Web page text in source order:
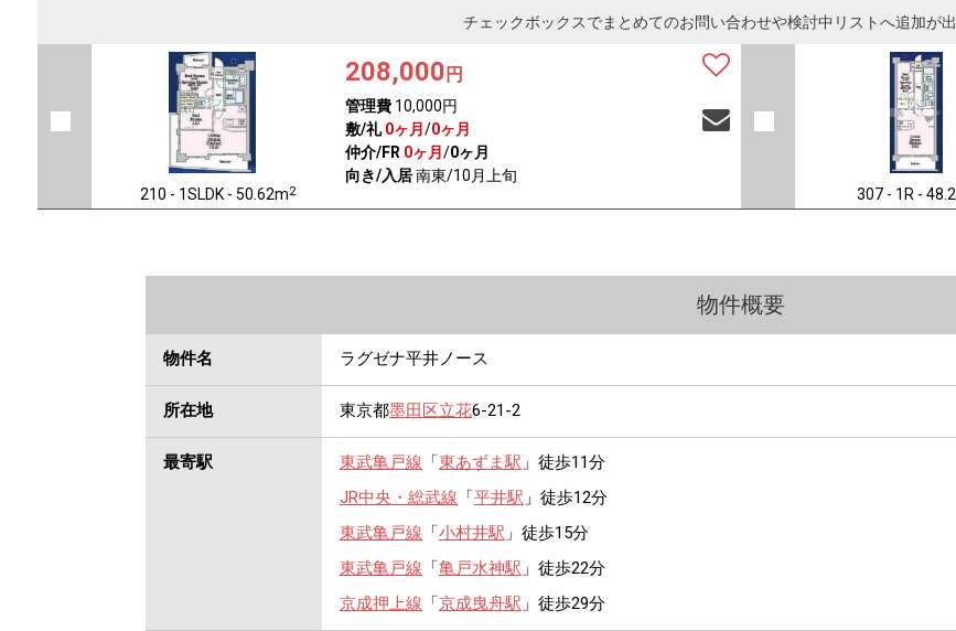
チェックボックスでまとめてのお問い合わせや検討中リストへ追加が出
210 - 1SLDK - 50.62m2
208,000 円
管理費10,000円
敷/礼 0ヶ月 /0ヶ月
仲介/FR 0ヶ月 /0ヶ月
向き/入居南東/10月上旬
307 - 1R -
物件概要
物件名 ラグゼナ平井ノース
所在地 東京都墨田区立花6-21-2
最寄駅 東武亀戸線 「 東あずま駅 」徒歩11分
JR中央・総武線 「 平井駅 」徒歩12分
東武亀戸線 「 小村井駅 」徒歩15分
東武亀戸線 「 亀戸水神駅 」徒歩22分
京成押上線 「 京成曳舟駅 」徒歩29分